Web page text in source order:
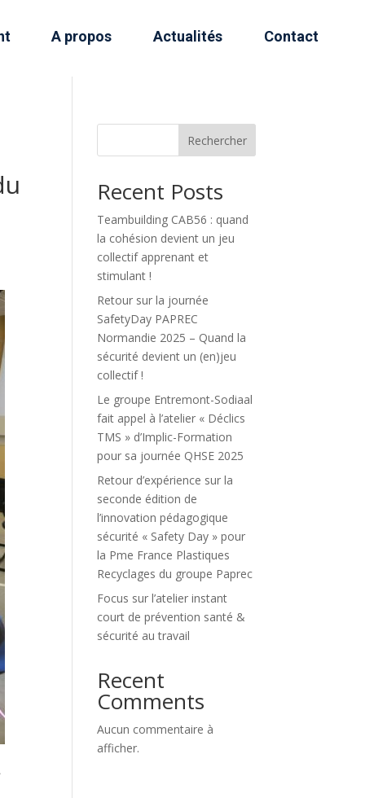
A propos Actualités Contact
Rechercher
Recent Posts
Teambuilding CAB56 : quand
la cohésion devient un jeu
collectif apprenant et
stimulant !
Retour sur la journée
SafetyDay PAPREC
Normandie 2025 – Quand la
sécurité devient un (en)jeu
collectif !
Le groupe Entremont-Sodiaal
fait appel à l’atelier « Déclics
TMS » d’Implic-Formation
pour sa journée QHSE 2025
Retour d’expérience sur la
seconde édition de
l’innovation pédagogique
sécurité « Safety Day » pour
la Pme France Plastiques
Recyclages du groupe Paprec
Focus sur l’atelier instant
court de prévention santé &
sécurité au travail
Recent
Comments
Aucun commentaire à
afficher.